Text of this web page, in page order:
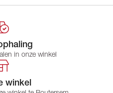
in onze winkel
winkel